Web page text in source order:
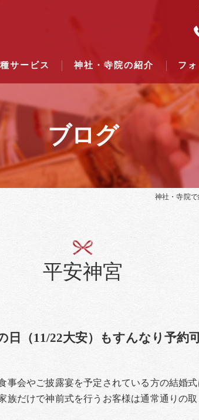
サービス 神社・寺院の紹介
結婚式のできる東京都下の神
結婚式のできる関東六県の神
フ
ブログ
神社・寺院
平安神宮
日（11/22大安）もすんなり予約
事会やご披露宴を予定されている方の結婚式
族だけで神前式を行うお客様は通常通りの取